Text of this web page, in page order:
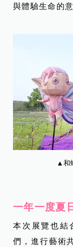
與體驗生命的意
▲和
一年一度夏
本次展覽也結
們，進行藝術